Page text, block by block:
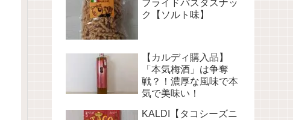
フライドパスタスナッ
ク【ソルト味】
【カルディ購入品】
「本気梅酒」は争奪
戦？！濃厚な風味で本
気で美味い！
KALDI【タコシーズニ